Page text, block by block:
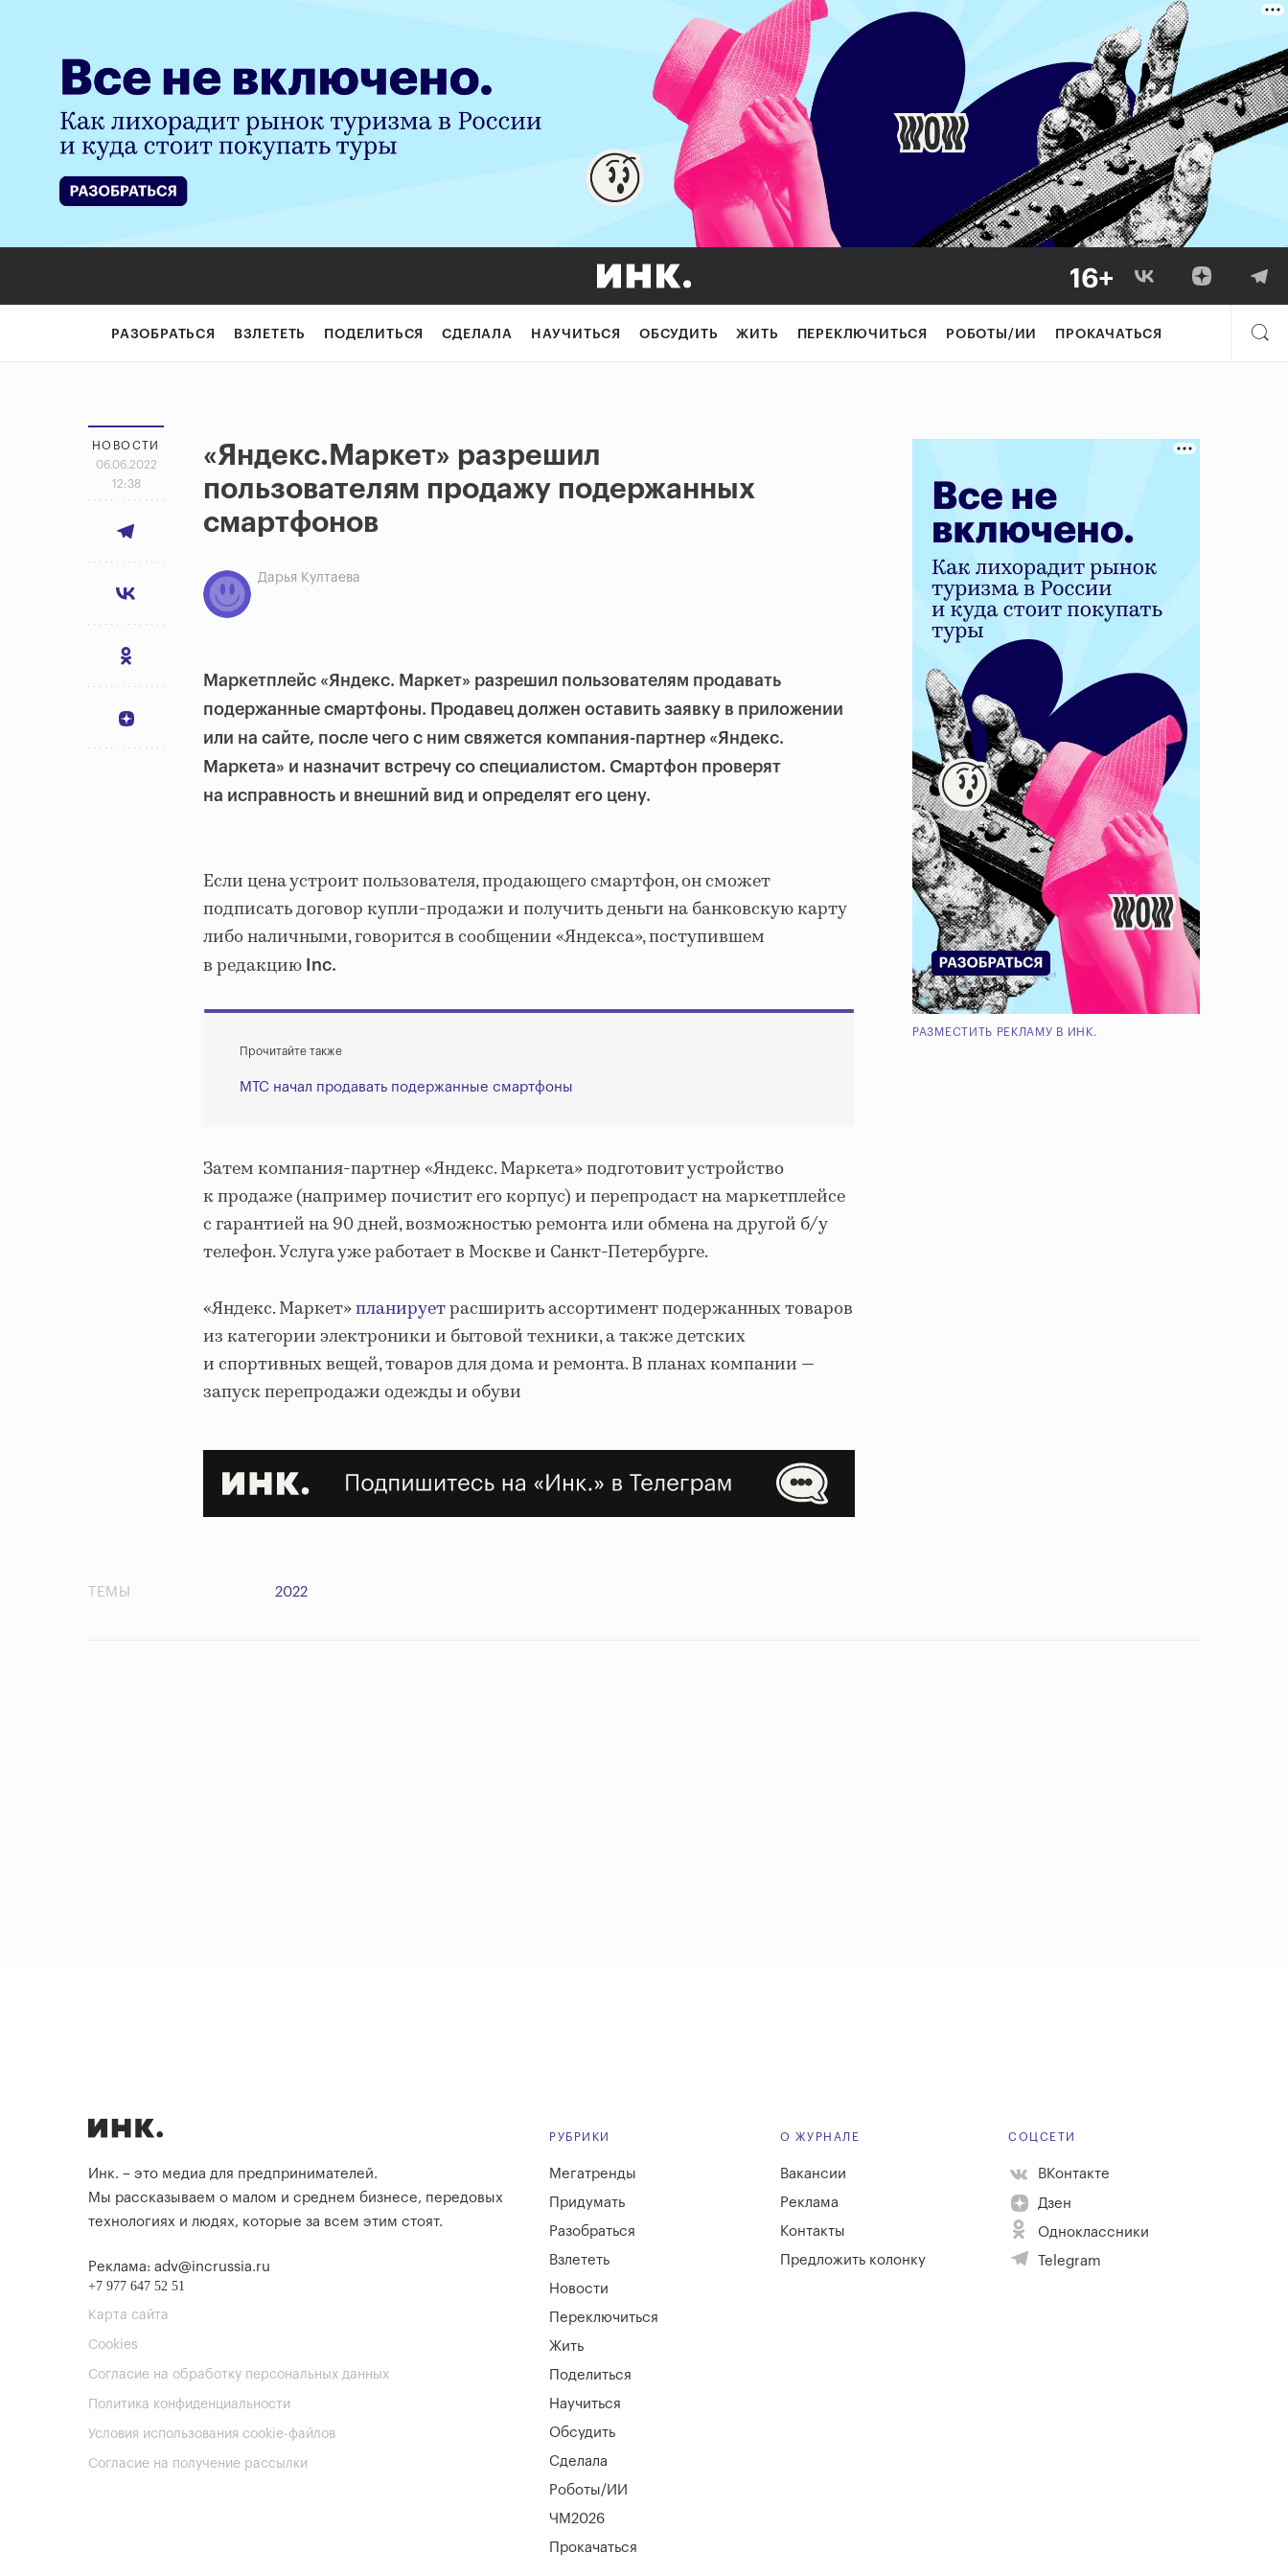
РАЗОБРАТЬСЯ ВЗЛЕТЕТЬ ПОДЕЛИТЬСЯ СДЕЛАЛА НАУЧИТЬСЯ ОБСУДИТЬ ЖИТЬ ПЕРЕКЛЮЧИТЬСЯ РОБОТЫ/ИИ ПРОКАЧАТЬСЯ
НОВОСТИ
06.06.2022
12:38
«Яндекс.Маркет» разрешил
пользователям продажу подержанных
смартфонов
Дарья Култаева
Маркетплейс «Яндекс. Маркет» разрешил пользователям продавать
подержанные смартфоны. Продавец должен оставить заявку в приложении
или на сайте, после чего с ним свяжется компания-партнер «Яндекс.
Маркета» и назначит встречу со специалистом. Смартфон проверят
на исправность и внешний вид и определят его цену.
Если цена устроит пользователя, продающего смартфон, он сможет
подписать договор купли-продажи и получить деньги на банковскую карту
либо наличными, говорится в сообщении «Яндекса», поступившем
в редакцию
Inc.
Прочитайте также
МТС начал продавать подержанные смартфоны
Затем компания-партнер «Яндекс. Маркета» подготовит устройство
к продаже (например почистит его корпус) и перепродаст на маркетплейсе
с гарантией на 90 дней, возможностью ремонта или обмена на другой б/у
телефон. Услуга уже работает в Москве и Санкт-Петербурге.
«Яндекс. Маркет»планируетрасширить ассортимент подержанных товаров
из категории электроники и бытовой техники, а также детских
и спортивных вещей, товаров для дома и ремонта. В планах компании —
запуск перепродажи одежды и обуви
РАЗМЕСТИТЬ РЕКЛАМУ В ИНК.
ТЕМЫ 2022
Инк. – это медиа для предпринимателей.
Мы рассказываем о малом и среднем бизнесе, передовых
технологиях и людях, которые за всем этим стоят.
Реклама: adv@incrussia.ru
+7 977 647 52 51
Карта сайта
Cookies
Согласие на обработку персональных данных
Политика конфиденциальности
Условия использования cookie-файлов
Согласие на получение рассылки
РУБРИКИ
Мегатренды
Придумать
Разобраться
Взлететь
Новости
Переключиться
Жить
Поделиться
Научиться
Обсудить
Сделала
Роботы/ИИ
ЧМ2026
Прокачаться
О ЖУРНАЛЕ
Вакансии
Реклама
Контакты
Предложить колонку
СОЦСЕТИ
ВКонтакте
Дзен
Одноклассники
Telegram